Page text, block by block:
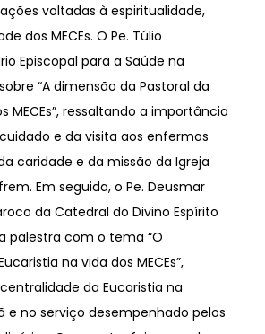
voltadas à espiritualidade,
dos MECEs. O Pe. Túlio
Episcopal para a Saúde na
“A dimensão da Pastoral da
MECEs”, ressaltando a importância
e da visita aos enfermos
caridade e da missão da Igreja
Em seguida, o Pe. Deusmar
da Catedral do Divino Espírito
palestra com o tema “O
na vida dos MECEs”,
da Eucaristia na
e no serviço desempenhado pelos